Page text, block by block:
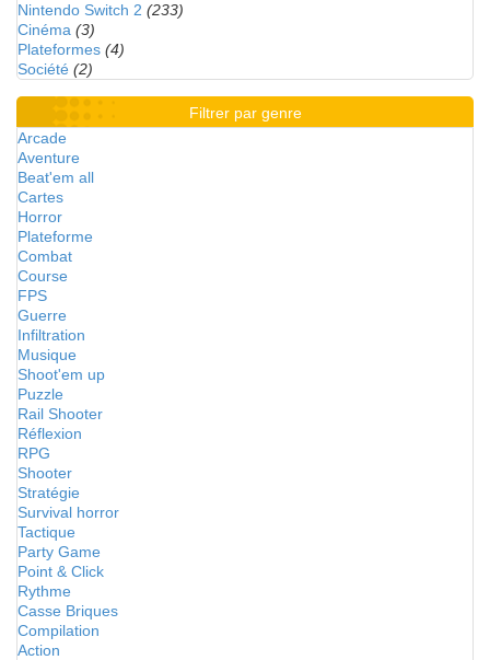
Nintendo Switch 2 (233)
Cinéma (3)
Plateformes (4)
Société (2)
Filtrer par genre
Arcade
Aventure
Beat'em all
Cartes
Horror
Plateforme
Combat
Course
FPS
Guerre
Infiltration
Musique
Shoot'em up
Puzzle
Rail Shooter
Réflexion
RPG
Shooter
Stratégie
Survival horror
Tactique
Party Game
Point & Click
Rythme
Casse Briques
Compilation
Action